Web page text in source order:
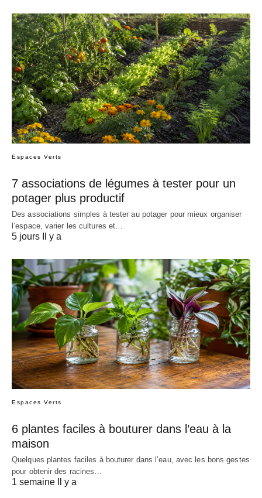
Espaces Verts
7 associations de légumes à tester pour un
potager plus productif
Des associations simples à tester au potager pour mieux organiser
l’espace, varier les cultures et…
5 jours Il y a
Espaces Verts
6 plantes faciles à bouturer dans l’eau à la
maison
Quelques plantes faciles à bouturer dans l’eau, avec les bons gestes
pour obtenir des racines…
1 semaine Il y a